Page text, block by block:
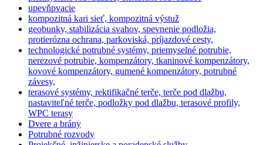
upevňpvacie
kompozitná kari sieť, kompozitná výstuž
geobunky, stabilizácia svahov, spevnenie podložia,
protierózna ochrana, parkoviská, príjazdové cesty,
technologické potrubné systémy, priemyselné potrubie,
nerezové potrubie, kompenzátory, tkaninové kompenzátory,
kovové kompenzátory, gumené kompenzátory, potrubné
závesy,
terasové systémy, rektifikačné terče, terče pod dlažbu,
nastaviteľné terče, podložky pod dlažbu, terasové profily,
WPC terasy
Dvere a brány
Potrubné rozvody